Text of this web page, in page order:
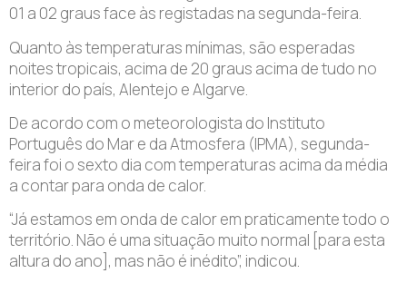
01 a 02 graus face às registadas na segunda-feira.
Quanto às temperaturas mínimas, são esperadas
noites tropicais, acima de 20 graus acima de tudo no
interior do país, Alentejo e Algarve.
De acordo com o meteorologista do Instituto
Português do Mar e da Atmosfera (IPMA), segunda-
feira foi o sexto dia com temperaturas acima da média
a contar para onda de calor.
“Já estamos em onda de calor em praticamente todo o
território. Não é uma situação muito normal [para esta
altura do ano], mas não é inédito”, indicou.